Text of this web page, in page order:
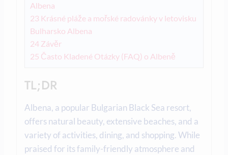
Albena
23 Krásné pláže a mořské radovánky v letovisku
Bulharsko Albena
24 Závěr
25 Často Kladené Otázky (FAQ) o Albeně
TL;DR
Albena, a popular Bulgarian Black Sea resort,
offers natural beauty, extensive beaches, and a
variety of activities, dining, and shopping. While
praised for its family-friendly atmosphere and